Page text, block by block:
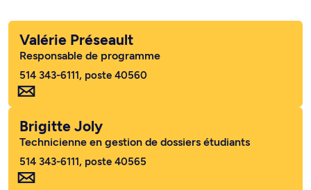
Valérie Préseault
Responsable de programme
514 343-6111, poste 40560
Brigitte Joly
Technicienne en gestion de dossiers étudiants
514 343-6111, poste 40565